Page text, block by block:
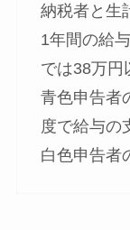
納税者と生
1年間の給
では38万円
青色申告者
度で給与の
白色申告者